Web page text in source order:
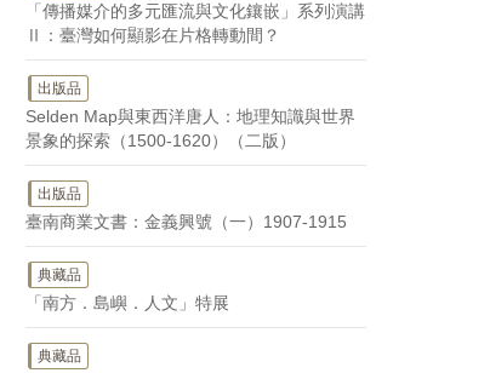
「傳播媒介的多元匯流與文化鑲嵌」系列演講
Ⅱ：臺灣如何顯影在片格轉動間？
出版品
Selden Map與東西洋唐人：地理知識與世界
景象的探索（1500-1620）（二版）
出版品
臺南商業文書：金義興號（一）1907-1915
典藏品
「南方．島嶼．人文」特展
典藏品